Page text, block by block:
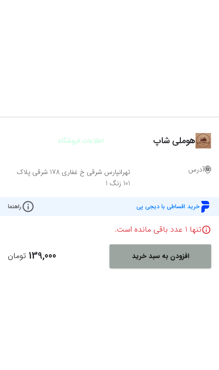
خرید اقساطی با دیجی پی راهنما
تنها 1 عدد باقی مانده است.
افزودن به سبد خرید 139,000 تومان
هوملی شاپ اطلاعات فروشگاه
آدرس
تهرانپارس شرقی خ غفاری 178 شرقی پلاک
101 زنگ 1